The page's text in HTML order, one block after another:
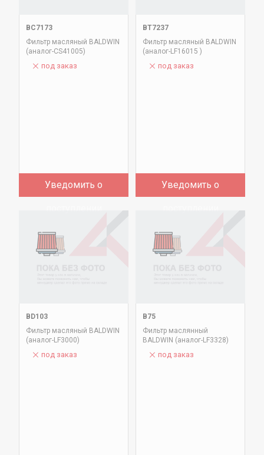
BC7173
Фильтр масляный BALDWIN
(аналог-CS41005)
под заказ
Уведомить о
BT7237
Фильтр масляный BALDWIN
(аналог-LF16015 )
под заказ
Уведомить о
BD103
Фильтр масляный BALDWIN
(аналог-LF3000)
под заказ
B75
Фильтр маслянный
BALDWIN (аналог-LF3328)
под заказ